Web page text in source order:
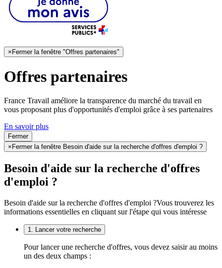
×Fermer la fenêtre "Offres partenaires"
Offres partenaires
France Travail améliore la transparence du marché du travail en
vous proposant plus d'opportunités d'emploi grâce à ses partenaires
En savoir plus
Fermer
× Fermer la fenêtre Besoin d'aide sur la recherche d'offres d'emploi ?
Besoin d'aide sur la recherche d'offres
d'emploi ?
Besoin d'aide sur la recherche d'offres d'emploi ?Vous trouverez les
informations essentielles en cliquant sur l'étape qui vous intéresse
1. Lancer votre recherche
Pour lancer une recherche d'offres, vous devez saisir au moins
un des deux champs :